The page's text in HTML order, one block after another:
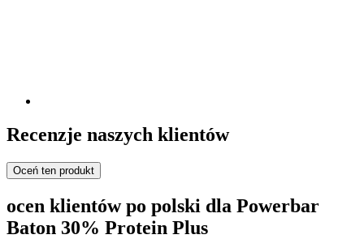
Recenzje naszych klientów
Oceń ten produkt
ocen klientów po polski dla Powerbar
Baton 30% Protein Plus